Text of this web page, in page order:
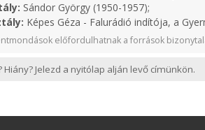
Sándor György (1950-1957);
Képes Géza - Falurádió indítója, a
előfordulhatnak a források
Hiány? Jelezd a nyitólap alján levő címünkön.